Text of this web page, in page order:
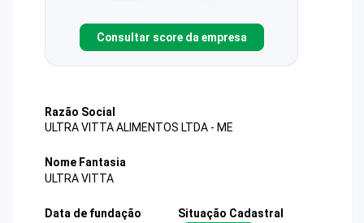
Consultar score da empresa
Razão Social
ULTRA VITTA ALIMENTOS LTDA - ME
Nome Fantasia
ULTRA VITTA
Data de fundação
Situação Cadastral